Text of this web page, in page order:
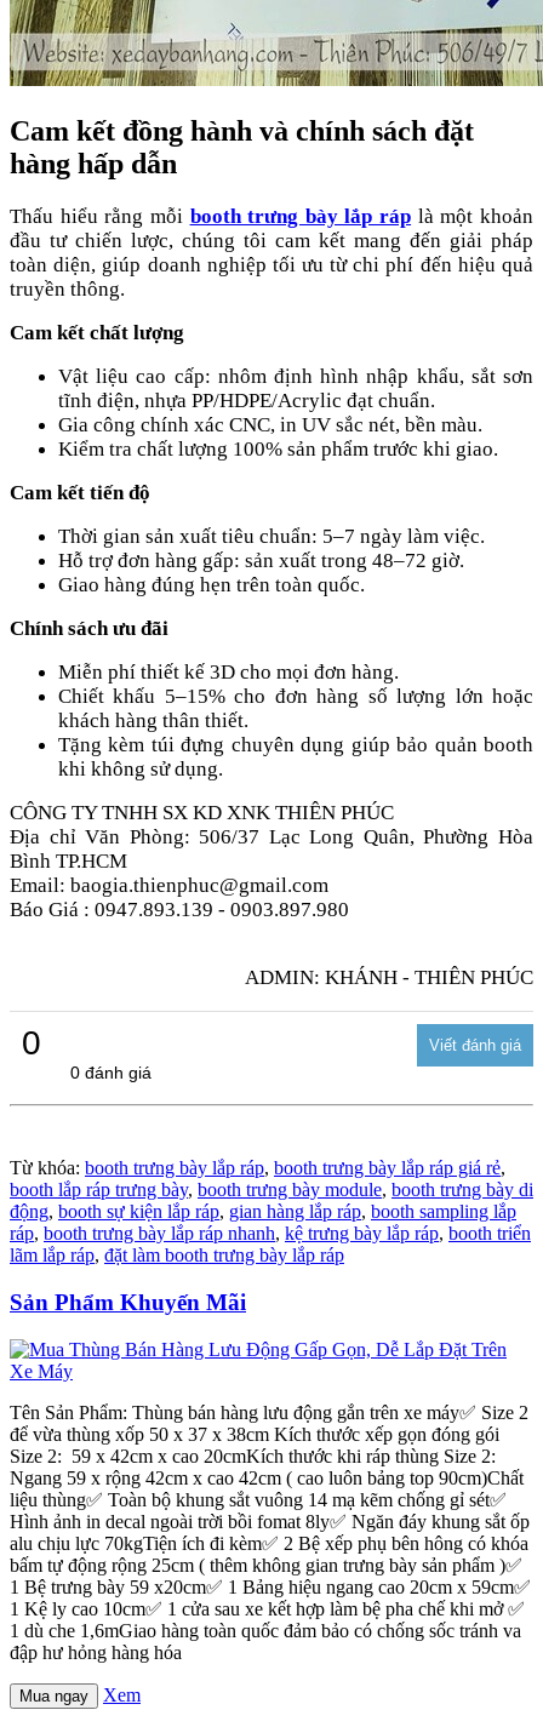
Cam kết đồng hành và chính sách đặt
hàng hấp dẫn
Thấu hiểu rằng mỗi booth trưng bày lắp ráp là một khoản
đầu tư chiến lược, chúng tôi cam kết mang đến giải pháp
toàn diện, giúp doanh nghiệp tối ưu từ chi phí đến hiệu quả
truyền thông.
Cam kết chất lượng
Vật liệu cao cấp: nhôm định hình nhập khẩu, sắt sơn
tĩnh điện, nhựa PP/HDPE/Acrylic đạt chuẩn.
Gia công chính xác CNC, in UV sắc nét, bền màu.
Kiểm tra chất lượng 100% sản phẩm trước khi giao.
Cam kết tiến độ
Thời gian sản xuất tiêu chuẩn: 5–7 ngày làm việc.
Hỗ trợ đơn hàng gấp: sản xuất trong 48–72 giờ.
Giao hàng đúng hẹn trên toàn quốc.
Chính sách ưu đãi
Miễn phí thiết kế 3D cho mọi đơn hàng.
Chiết khấu 5–15% cho đơn hàng số lượng lớn hoặc
khách hàng thân thiết.
Tặng kèm túi đựng chuyên dụng giúp bảo quản booth
khi không sử dụng.
CÔNG TY TNHH SX KD XNK THIÊN PHÚC
Địa chỉ Văn Phòng: 506/37 Lạc Long Quân, Phường Hòa
Bình TP.HCM
Email: baogia.thienphuc@gmail.com
Báo Giá : 0947.893.139 - 0903.897.980
ADMIN: KHÁNH - THIÊN PHÚC
0
0 đánh giá
Từ khóa: booth trưng bày lắp ráp, booth trưng bày lắp ráp giá rẻ,
booth lắp ráp trưng bày, booth trưng bày module, booth trưng bày di
động, booth sự kiện lắp ráp, gian hàng lắp ráp, booth sampling lắp
ráp, booth trưng bày lắp ráp nhanh, kệ trưng bày lắp ráp, booth triển
lãm lắp ráp, đặt làm booth trưng bày lắp ráp
Sản Phẩm Khuyến Mãi
Tên Sản Phẩm: Thùng bán hàng lưu động gắn trên xe máy✅ Size 2
để vừa thùng xốp 50 x 37 x 38cm Kích thước xếp gọn đóng gói
Size 2: 59 x 42cm x cao 20cmKích thước khi ráp thùng Size 2:
Ngang 59 x rộng 42cm x cao 42cm ( cao luôn bảng top 90cm)Chất
liệu thùng✅ Toàn bộ khung sắt vuông 14 mạ kẽm chống gỉ sét✅
Hình ảnh in decal ngoài trời bồi fomat 8ly✅ Ngăn đáy khung sắt ốp
alu chịu lực 70kgTiện ích đi kèm✅ 2 Bệ xếp phụ bên hông có khóa
bấm tự động rộng 25cm ( thêm không gian trưng bày sản phẩm )✅
1 Bệ trưng bày 59 x20cm✅ 1 Bảng hiệu ngang cao 20cm x 59cm✅
1 Kệ ly cao 10cm✅ 1 cửa sau xe kết hợp làm bệ pha chế khi mở ✅
1 dù che 1,6mGiao hàng toàn quốc đảm bảo có chống sốc tránh va
đập hư hỏng hàng hóa
Mua ngay Xem